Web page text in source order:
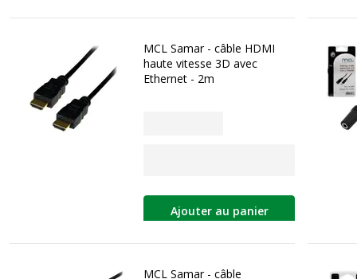
MCL Samar - câble HDMI
haute vitesse 3D avec
Ethernet - 2m
Ajouter au panier
MCL Samar - câble